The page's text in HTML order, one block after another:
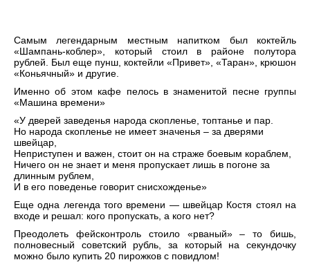
Самым легендарным местным напитком был коктейль
«Шампань-коблер», который стоил в районе полутора
рублей. Был еще пунш, коктейли «Привет», «Таран», крюшон
«Коньячный» и другие.
Именно об этом кафе пелось в знаменитой песне группы
«Машина времени»
«У дверей заведенья народа скопленье, топтанье и пар.
Но народа скопленье не имеет значенья – за дверями
швейцар,
Неприступен и важен, стоит он на страже боевым кораблем,
Ничего он не знает и меня пропускает лишь в погоне за
длинным рублем,
И в его поведенье говорит снисхожденье»
Еще одна легенда того времени — швейцар Костя стоял на
входе и решал: кого пропускать, а кого нет?
Преодолеть фейсконтроль стоило «рваный» – то бишь,
полновесный советский рубль, за который на секундочку
можно было купить 20 пирожков с повидлом!